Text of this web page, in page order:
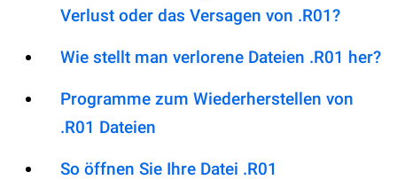
Verlust oder das Versagen von .R01?
Wie stellt man verlorene Dateien .R01 her?
Programme zum Wiederherstellen von
.R01 Dateien
So öffnen Sie Ihre Datei .R01